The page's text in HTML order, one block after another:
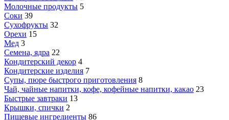
Молочные продукты 5
Соки 39
Сухофрукты 32
Орехи 15
Мед 3
Семена, ядра 22
Кондитерский декор 4
Кондитерские изделия 7
Супы, пюре быстрого приготовления 8
Чай, чайные напитки, кофе, кофейные напитки, какао 23
Быстрые завтраки 13
Крышки, спички 2
Пищевые ингредиенты 86